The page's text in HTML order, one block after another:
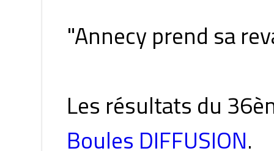
"Annecy prend sa
Les résultats du
Boules DIFFUSION.